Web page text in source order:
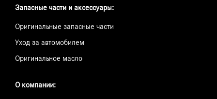
Запасные части и аксессуары:
Оригинальные запасные части
Уход за автомобилем
Оригинальное масло
О компании: